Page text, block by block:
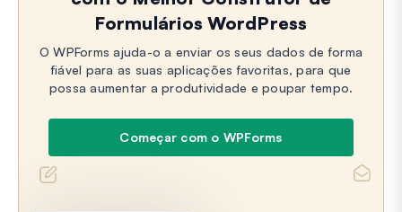
Formulários WordPress
O WPForms ajuda-o a enviar os seus dados de forma
fiável para as suas aplicações favoritas, para que
possa aumentar a produtividade e poupar tempo.
Começar com o WPForms